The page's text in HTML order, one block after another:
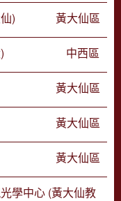
) 黃大仙區
中西區
黃大仙區
黃大仙區
黃大仙區
學中心 (黃大仙教